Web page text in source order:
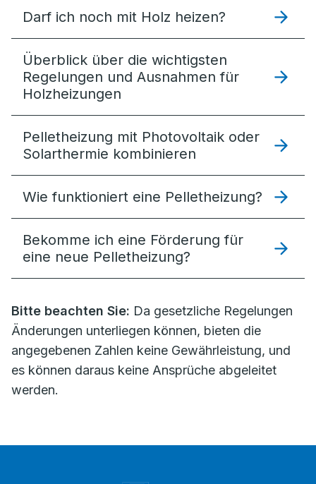
Darf ich noch mit Holz heizen?
Überblick über die wichtigsten
Regelungen und Ausnahmen für
Holzheizungen
Pelletheizung mit Photovoltaik oder
Solarthermie kombinieren
Wie funktioniert eine Pelletheizung?
Bekomme ich eine Förderung für
eine neue Pelletheizung?
Bitte beachten Sie: Da gesetzliche Regelungen
Änderungen unterliegen können, bieten die
angegebenen Zahlen keine Gewährleistung, und
es können daraus keine Ansprüche abgeleitet
werden.